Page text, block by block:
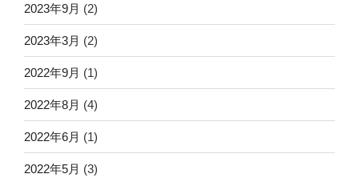
2023年9月 (2)
2023年3月 (2)
2022年9月 (1)
2022年8月 (4)
2022年6月 (1)
2022年5月 (3)